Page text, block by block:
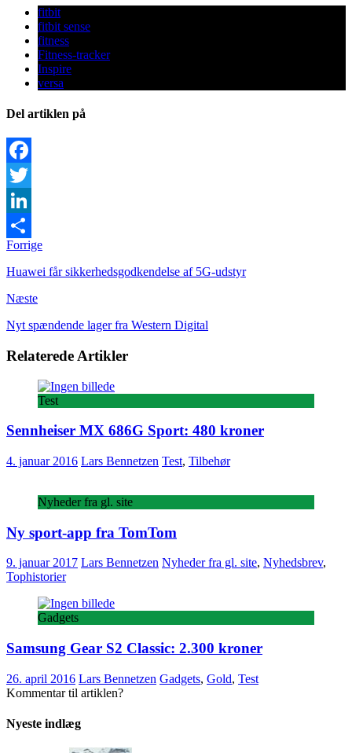
fitbit
fitbit sense
fitness
Fitness-tracker
Inspire
versa
Del artiklen på
Facebook
Twitter
LinkedIn
Share
Forrige
Huawei får sikkerhedsgodkendelse af 5G-udstyr
Næste
Nyt spændende lager fra Western Digital
Relaterede Artikler
Test
Sennheiser MX 686G Sport: 480 kroner
4. januar 2016 Lars Bennetzen Test, Tilbehør
Nyheder fra gl. site
Ny sport-app fra TomTom
9. januar 2017 Lars Bennetzen Nyheder fra gl. site, Nyhedsbrev,
Tophistorier
Gadgets
Samsung Gear S2 Classic: 2.300 kroner
26. april 2016 Lars Bennetzen Gadgets, Gold, Test
Kommentar til artiklen?
Nyeste indlæg